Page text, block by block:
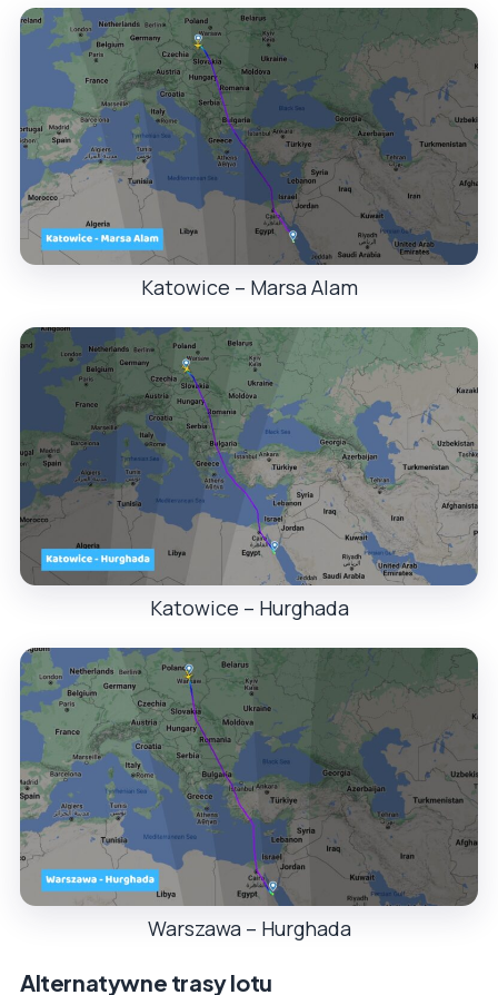
Katowice – Marsa Alam
Katowice – Hurghada
Warszawa – Hurghada
Alternatywne trasy lotu